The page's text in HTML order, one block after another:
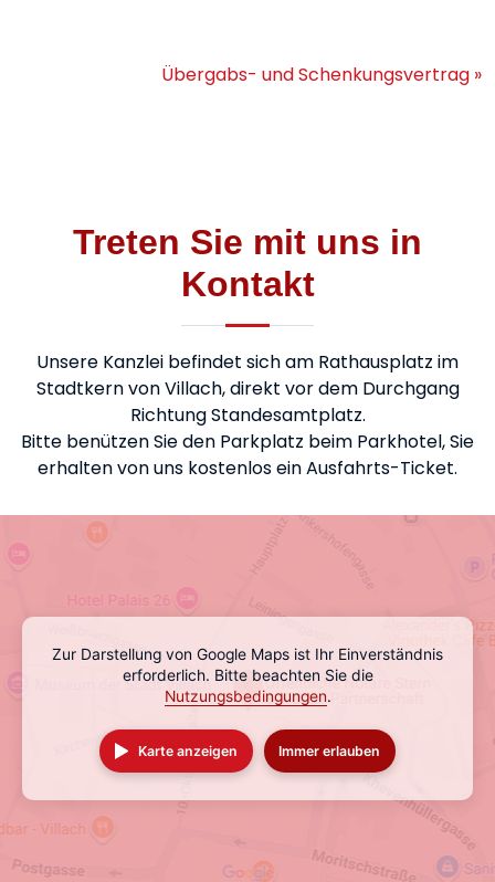
Übergabs- und Schenkungsvertrag »
Treten Sie mit uns in
Kontakt
Unsere Kanzlei befindet sich am Rathausplatz im
Stadtkern von Villach, direkt vor dem Durchgang
Richtung Standesamtplatz.
Bitte benützen Sie den Parkplatz beim Parkhotel, Sie
erhalten von uns kostenlos ein Ausfahrts-Ticket.
Zur Darstellung von Google Maps ist Ihr Einverständnis
erforderlich. Bitte beachten Sie die
Nutzungsbedingungen.
Karte anzeigen Immer erlauben